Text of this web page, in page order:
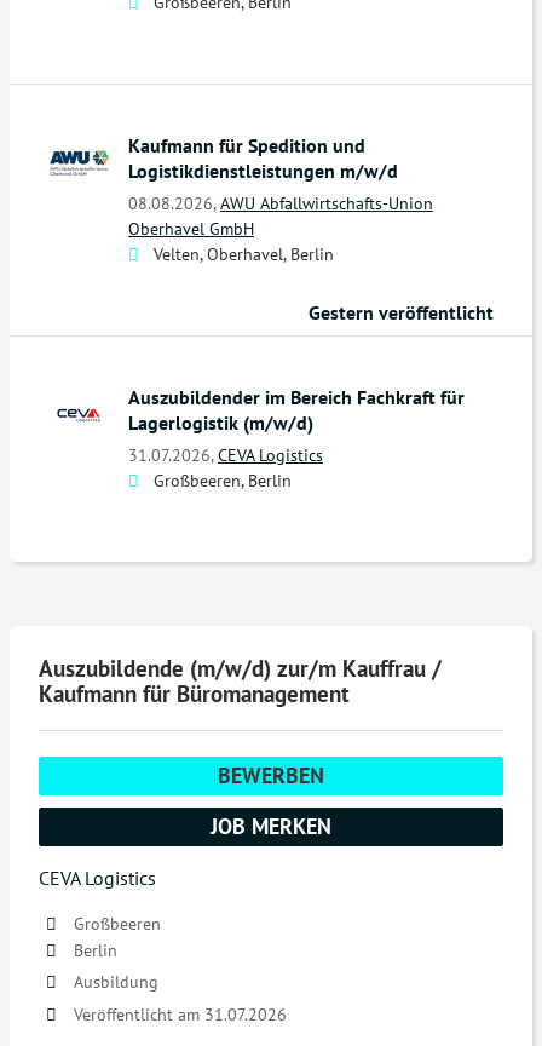
Kaufmann für Spedition und
Logistikdienstleistungen m/w/d
08.08.2026,AWU Abfallwirtschafts-Union
Oberhavel GmbH
Velten, Oberhavel, Berlin
Gestern veröffentlicht
Auszubildender im Bereich Fachkraft für
Lagerlogistik (m/w/d)
31.07.2026,CEVA Logistics
Großbeeren, Berlin
Auszubildende (m/w/d) zur/m Kauffrau /
Kaufmann für Büromanagement
BEWERBEN
JOB MERKEN
CEVA Logistics
Großbeeren
Berlin
Ausbildung
Veröffentlicht am 31.07.2026